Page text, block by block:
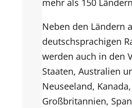
Neben den Ländern
deutschsprachigen
werden auch in den
Staaten, Australien
Neuseeland, Kanada,
Großbritannien,